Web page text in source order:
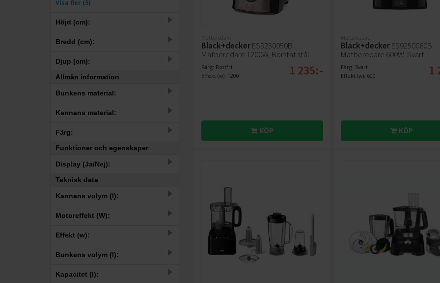
Philips 2
Wilfa
Visa fler (5)
Höjd (cm):
–
Bredd (cm):
–
Djup (cm):
–
Allmän information
Bunkens material:
Plast 13
Kannans material:
Plast 2
Färg:
Röd
Rostfri 4
Svart
Vit
Funktioner och egenskaper
Display (Ja/Nej):
Ja
Nej 10
Teknisk data
Kannans volym (l):
–
Motoreffekt (W):
–
Effekt (w):
–
Bunkens volym (l):
–
Kapacitet (l):
Matberedare
Black+deckerES9250050B
Matberedare 1200W, Borstat stål
Färg: Rostfri
Effekt (w): 1200
1 235:-
KÖP
Matberedare
Black+deckerES9250080B
Matberedare 600W, Svart
Färg: Svart
Effekt (w): 600
1
KÖP